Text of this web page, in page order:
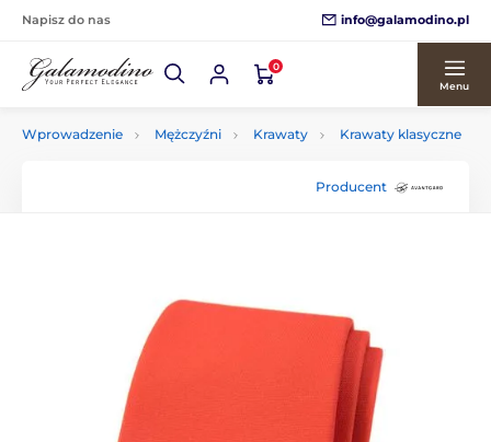
Napisz do nas info@galamodino.pl
0
Menu
Wprowadzenie Mężczyźni Krawaty Krawaty klasyczne
Producent